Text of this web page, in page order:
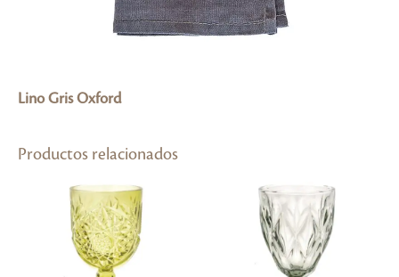
Lino Gris Oxford
Productos relacionados